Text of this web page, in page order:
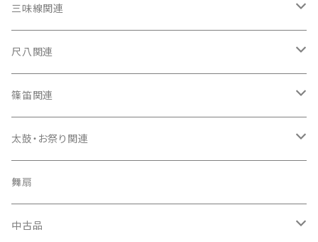
箏（本体）
箏カバー
箏袋
口前袋・尾布
爪・爪輪
爪入
三味線関連
三味線（本体）
三味線ケース
長トランク・三ツ折トランク
ソフトケース
雨用カバー
長袋・三ツ組袋・胴袋
胴掛
尺八関連
尺八（本体）
尺八袋
歌口キャップ
つゆ切り
篠笛関連
篠笛（本体）
お祭り用６穴
お祭り用７穴
篠笛袋
太鼓・お祭り関連
太鼓（本体）
太鼓撥
舞扇
中古品